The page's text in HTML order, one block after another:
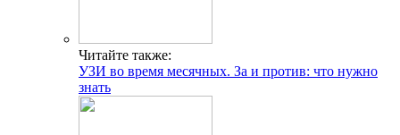
Читайте также:
УЗИ во время месячных. За и против: что нужно
знать